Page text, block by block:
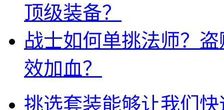
顶级装备？
战士如何单挑法师？
效加血？
挑选套装能够让我们